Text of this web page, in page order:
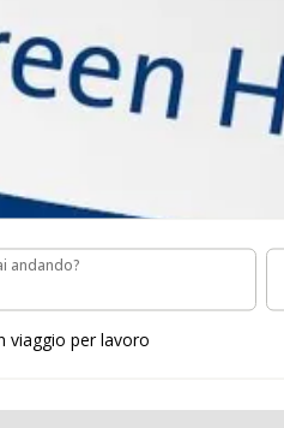
andando?
viaggio per lavoro